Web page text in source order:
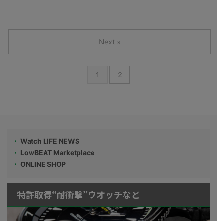
1 2
Next »
Watch LIFE NEWS
LowBEAT Marketplace
ONLINE SHOP
特許取得“耐衝撃”ウオッチなど